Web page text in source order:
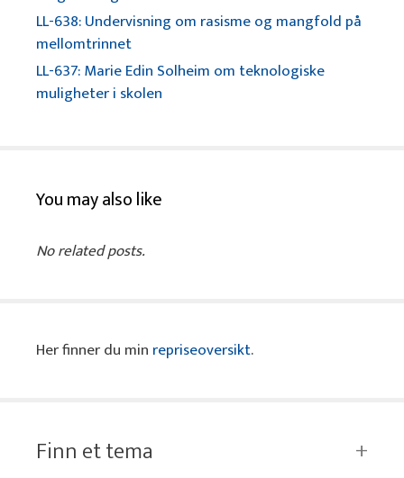
LL-638: Undervisning om rasisme og mangfold på
mellomtrinnet
LL-637: Marie Edin Solheim om teknologiske
muligheter i skolen
You may also like
No related posts.
Her finner du min repriseoversikt.
Finn et tema